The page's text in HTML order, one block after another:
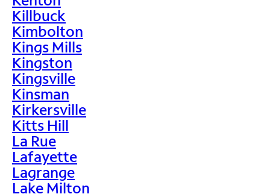
Killbuck
Kimbolton
Kings Mills
Kingston
Kingsville
Kinsman
Kirkersville
Kitts Hill
La Rue
Lafayette
Lagrange
Lake Milton